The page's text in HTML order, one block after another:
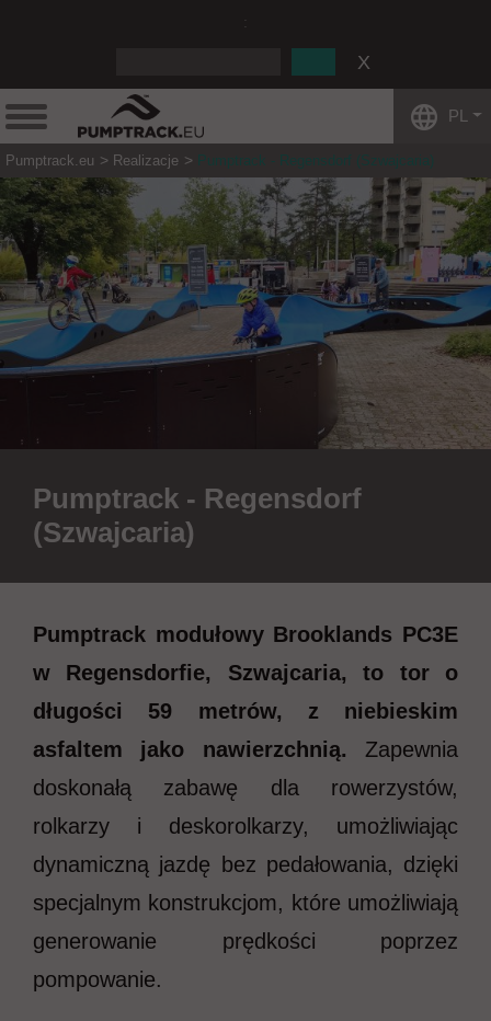
PL
Pumptrack.eu Realizacje Pumptrack - Regensdorf (Szwajcaria)
Pumptrack - Regensdorf
(Szwajcaria)
Pumptrack modułowy Brooklands PC3E
w Regensdorfie, Szwajcaria, to tor o
długości 59 metrów, z niebieskim
asfaltem jako nawierzchnią. Zapewnia
doskonałą zabawę dla rowerzystów,
rolkarzy i deskorolkarzy, umożliwiając
dynamiczną jazdę bez pedałowania, dzięki
specjalnym konstrukcjom, które umożliwiają
generowanie prędkości poprzez
pompowanie.